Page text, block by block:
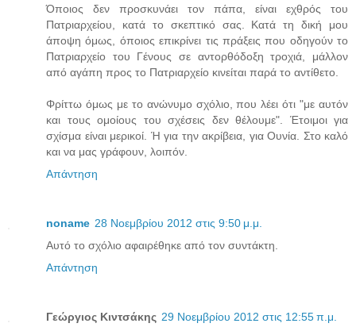
Όποιος δεν προσκυνάει τον πάπα, είναι εχθρός του
Πατριαρχείου, κατά το σκεπτικό σας. Κατά τη δική μου
άποψη όμως, όποιος επικρίνει τις πράξεις που οδηγούν το
Πατριαρχείο του Γένους σε αντορθόδοξη τροχιά, μάλλον
από αγάπη προς το Πατριαρχείο κινείται παρά το αντίθετο.
Φρίττω όμως με το ανώνυμο σχόλιο, που λέει ότι "με αυτόν
και τους ομοίους του σχέσεις δεν θέλουμε". Έτοιμοι για
σχίσμα είναι μερικοί. Ή για την ακρίβεια, για Ουνία. Στο καλό
και να μας γράφουν, λοιπόν.
Απάντηση
noname 28 Νοεμβρίου 2012 στις 9:50 μ.μ.
Αυτό το σχόλιο αφαιρέθηκε από τον συντάκτη.
Απάντηση
Γεώργιος Κιντσάκης 29 Νοεμβρίου 2012 στις 12:55 π.μ.